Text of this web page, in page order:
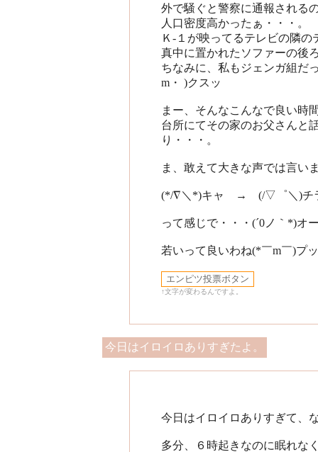
外で騒ぐと警察に通報される
人口密度高かったぁ・・・。
Ｋ-１が映ってるテレビの隣
真中に置かれたソファーの後
ちなみに、私もジェンガ組だ
m・ )クスッ
まー、そんなこんなで良い時
台所にてその家のお父さんと
り・・・。
ま、敢えて大きな声では言い
(*/∇＼*)キャ → (/▽゜＼)チ
って感じで・・・(´0ノ｀*)オ
若いって良いわね(*￣m￣)プッ
↑文字が変わるんですよ。
今日はイロイロありすぎたよ。
今日はイロイロありすぎて、
多分、６時起きなのに眠れな